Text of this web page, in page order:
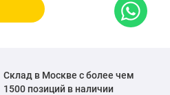
Склад в Москве с более чем
1500 позиций в наличии